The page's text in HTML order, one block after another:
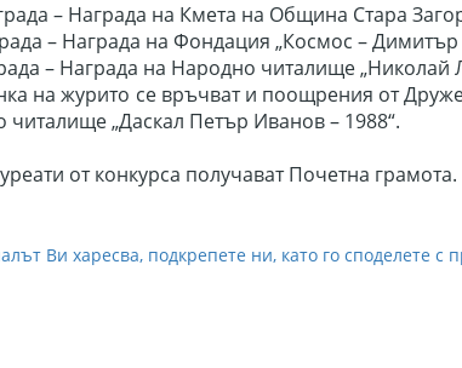
– Награда на Кмета на Община Стара
– Награда на Фондация „Космос – Димитър
– Награда на Народно читалище „Николай
на журито се връчват и поощрения от
читалище „Даскал Петър Иванов – 1988“.
от конкурса получават Почетна грамота.
Ви харесва, подкрепете ни, като го споделете с